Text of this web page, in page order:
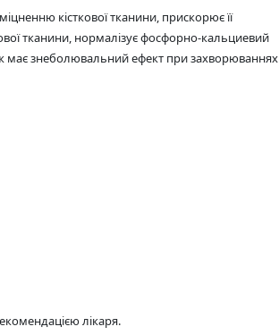
кісткової тканини, прискорює її
тканини, нормалізує фосфорно-кальциевий
має знеболювальний ефект при захворюваннях
лікаря.